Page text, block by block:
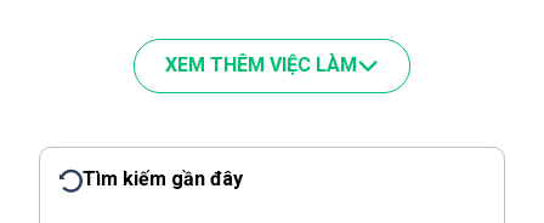
XEM THÊM VIỆC LÀM
Tìm kiếm gần đây